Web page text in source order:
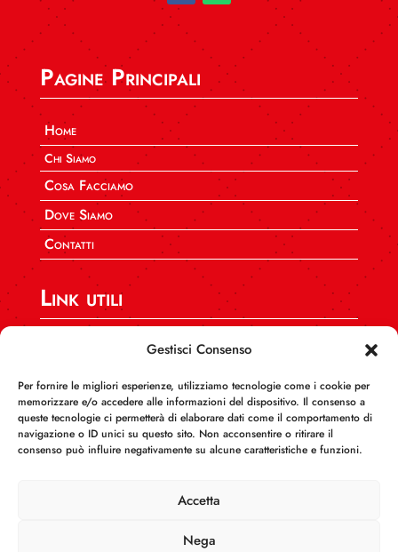
Gestisci Consenso
Per fornire le migliori esperienze, utilizziamo tecnologie come i cookie per
memorizzare e/o accedere alle informazioni del dispositivo. Il consenso a
queste tecnologie ci permetterà di elaborare dati come il comportamento di
navigazione o ID unici su questo sito. Non acconsentire o ritirare il
consenso può influire negativamente su alcune caratteristiche e funzioni.
Accetta
Nega
Pagine Principali
Home
Chi Siamo
Cosa Facciamo
Dove Siamo
Contatti
Link utili
SPI CGIL Nazionale
CGIL Calabria
INCA Calabria
AUSER Calabria